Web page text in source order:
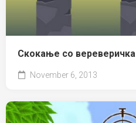
Скокање со вереверичка
November 6, 2013